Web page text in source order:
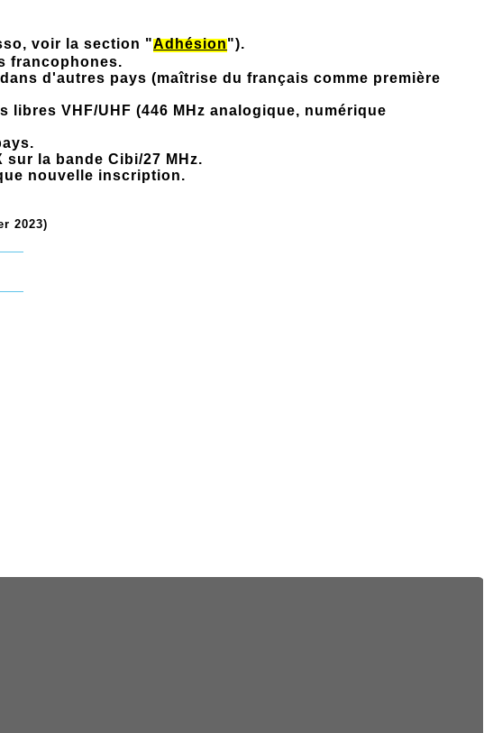
voir la section "Adhésion").
francophones.
d'autres pays (maîtrise du français comme première
VHF/UHF (446 MHz analogique, numérique
la bande Cibi/27 MHz.
nouvelle inscription.
2023)